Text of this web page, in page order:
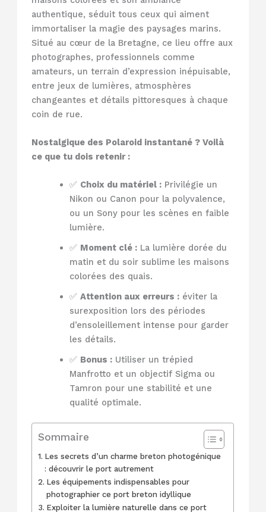
authentique, séduit tous ceux qui aiment
immortaliser la magie des paysages marins.
Situé au cœur de la Bretagne, ce lieu offre aux
photographes, professionnels comme
amateurs, un terrain d’expression inépuisable,
entre jeux de lumières, atmosphères
changeantes et détails pittoresques à chaque
coin de rue.
Nostalgique des Polaroid instantané ? Voilà
ce que tu dois retenir :
✅ Choix du matériel :Privilégie un
Nikon ou Canon pour la polyvalence,
ou un Sony pour les scènes en faible
lumière.
✅ Moment clé :La lumière dorée du
matin et du soir sublime les maisons
colorées des quais.
✅ Attention aux erreurs :éviter la
surexposition lors des périodes
d’ensoleillement intense pour garder
les détails.
✅ Bonus :Utiliser un trépied
Manfrotto et un objectif Sigma ou
Tamron pour une stabilité et une
qualité optimale.
Sommaire
Les secrets d’un charme breton photogénique
: découvrir le port autrement
Les équipements indispensables pour
photographier ce port breton idyllique
Exploiter la lumière naturelle dans ce port